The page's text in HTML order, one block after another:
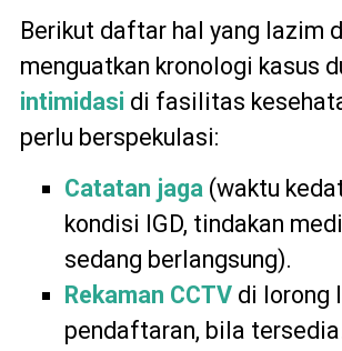
Berikut daftar hal yang lazim
menguatkan kronologi kasus
intimidasi di fasilitas
perlu berspekulasi:
Catatan jaga (waktu
kondisi IGD, tindakan
sedang berlangsung).
Rekaman CCTV di lorong
pendaftaran, bila